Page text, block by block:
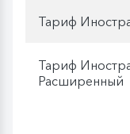
Тариф
Тариф
Расширенный